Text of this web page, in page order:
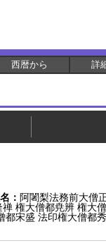
西暦から 詳
： 阿闍梨法務前大僧
権大僧都尭辨 権大
宋盛 法印権大僧都